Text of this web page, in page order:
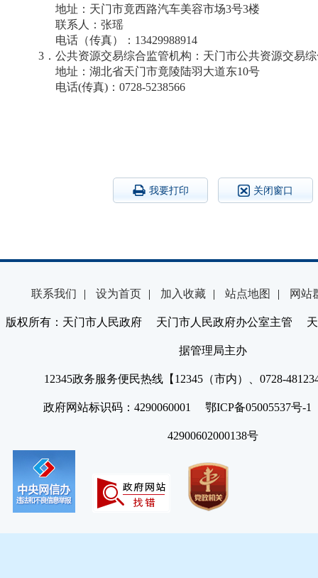
地址：天门市竟西路汽车美容市场3号3楼
联系人：张瑶
电话（传真）：13429988914
3 ． 公共资源交易综合监管机构：天门市公共资源交易
地址：湖北省天门市竟陵陆羽大道东10号
电话(传真)： 0728-5238566
我要打印 关闭窗口
联系我们 | 设为首页 | 加入收藏 | 站点地图 | 网站
版权所有：天门市人民政府 天门市人民政府办公室主管 天
据管理局主办
12345政务服务便民热线【12345（市内）、0728-
政府网站标识码：4290060001 鄂ICP备05005537号
42900602000138号